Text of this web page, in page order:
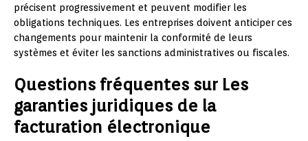
précisent progressivement et peuvent modifier les
obligations techniques. Les entreprises doivent anticiper ces
changements pour maintenir la conformité de leurs
systèmes et éviter les sanctions administratives ou fiscales.
Questions fréquentes sur Les
garanties juridiques de la
facturation électronique